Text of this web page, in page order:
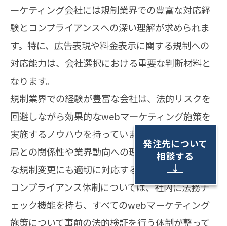
ーケティング会社には規制業界での豊富な対応経
験とコンプライアンスへの深い理解が求められま
す。特に、広告表現や料金表示に関する規制への
対応能力は、会社選択における重要な判断材料と
なります。
規制業界での経験が豊富な会社は、法的リスクを
回避しながら効果的なwebマーケティング施策を
実施するノウハウを持っています。また、規制当
局との関係性や業界動向への理解も深く、将来的
な規制変更にも適切に対応することができます。
コンプライアンス体制については、社内に法務チ
ェック機能を持ち、すべてのwebマーケティング
施策について事前の法的検証を行う体制が整って
発注先について
相談する
↓